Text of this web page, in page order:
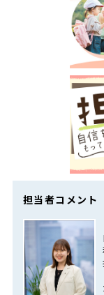
担当者コメント